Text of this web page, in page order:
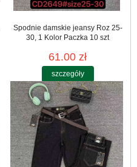
Spodnie damskie jeansy Roz 25-
30, 1 Kolor Paczka 10 szt
61.00 zł
szczegóły